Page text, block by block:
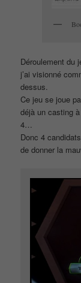
Déroulement du
j’ai visionné
dessus.
Ce jeu se joue
déjà un casting
4…
Donc 4
de donner la